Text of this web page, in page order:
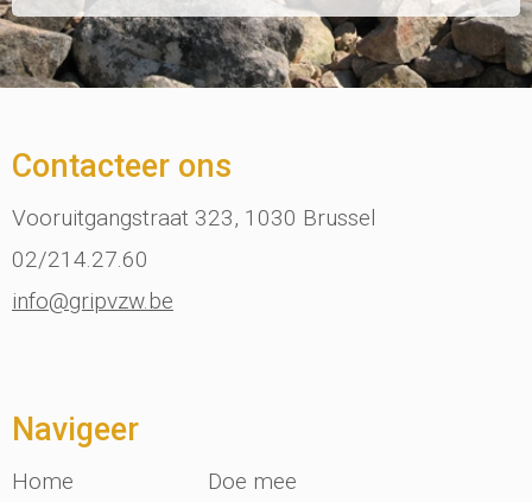
Contacteer ons
Vooruitgangstraat 323, 1030 Brussel
02/214.27.60
info@gripvzw.be
Navigeer
Home
Doe mee